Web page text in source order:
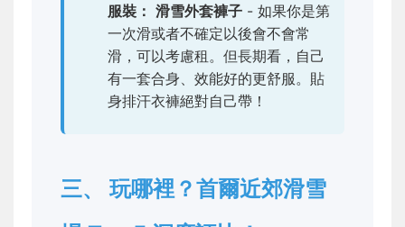
服裝： 滑雪外套褲子 - 如果你是第
一次滑或者不確定以後會不會常
滑，可以考慮租。但長期看，自己
有一套合身、效能好的更舒服。貼
身排汗衣褲絕對自己帶！
三、 玩哪裡？首爾近郊滑雪